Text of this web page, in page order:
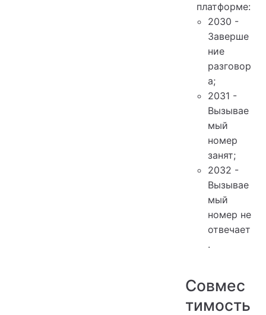
платформе:
2030 -
Заверше
ние
разговор
а;
2031 -
Вызывае
мый
номер
занят;
2032 -
Вызывае
мый
номер не
отвечает
.
Совмес
тимость